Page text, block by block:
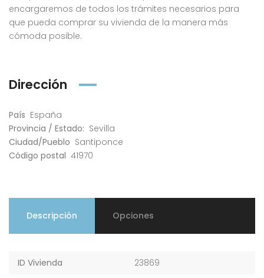
encargaremos de todos los trámites necesarios para
que pueda comprar su vivienda de la manera más
cómoda posible.
Dirección
País España
Provincia / Estado: Sevilla
Ciudad/Pueblo Santiponce
Código postal 41970
Descripción Opciones
ID Vivienda 23869